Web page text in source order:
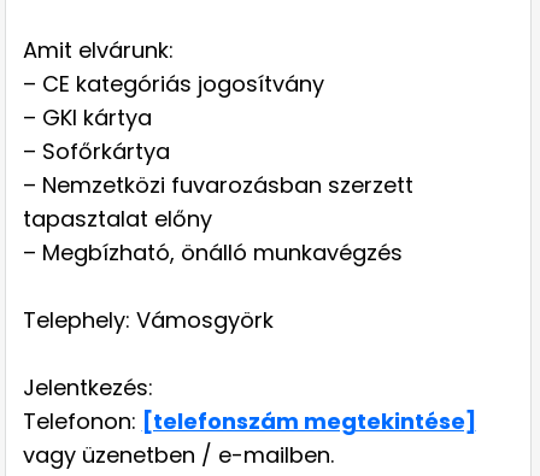
Amit elvárunk:
– CE kategóriás jogosítvány
– GKI kártya
– Sofőrkártya
– Nemzetközi fuvarozásban szerzett
tapasztalat előny
– Megbízható, önálló munkavégzés
Telephely: Vámosgyörk
Jelentkezés:
Telefonon: [telefonszám megtekintése]
vagy üzenetben / e-mailben.